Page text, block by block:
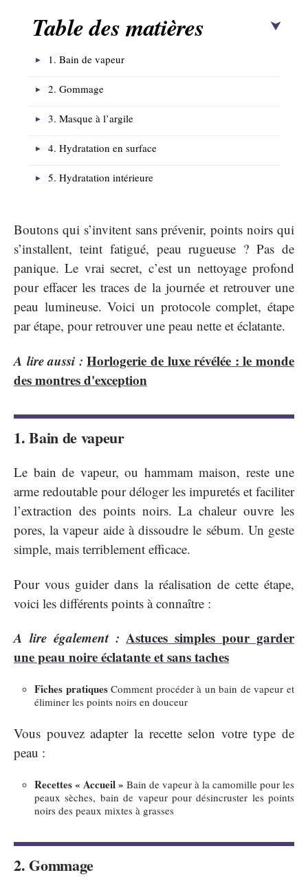
Table des matières
1. Bain de vapeur
2. Gommage
3. Masque à l’argile
4. Hydratation en surface
5. Hydratation intérieure
Boutons qui s’invitent sans prévenir, points noirs qui
s’installent, teint fatigué, peau rugueuse ? Pas de
panique. Le vrai secret, c’est un nettoyage profond
pour effacer les traces de la journée et retrouver une
peau lumineuse. Voici un protocole complet, étape
par étape, pour retrouver une peau nette et éclatante.
A lire aussi : Horlogerie de luxe révélée : le monde
des montres d'exception
1. Bain de vapeur
Le bain de vapeur, ou hammam maison, reste une
arme redoutable pour déloger les impuretés et faciliter
l’extraction des points noirs. La chaleur ouvre les
pores, la vapeur aide à dissoudre le sébum. Un geste
simple, mais terriblement efficace.
Pour vous guider dans la réalisation de cette étape,
voici les différents points à connaître :
A lire également : Astuces simples pour garder
une peau noire éclatante et sans taches
Fiches pratiquesComment procéder à un bain de vapeur et
éliminer les points noirs en douceur
Vous pouvez adapter la recette selon votre type de
peau :
Recettes « Accueil » Bain de vapeur à la camomille pour les
peaux sèches, bain de vapeur pour désincruster les points
noirs des peaux mixtes à grasses
2. Gommage